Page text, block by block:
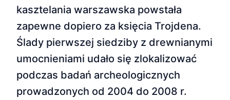
kasztelania warszawska powstała
zapewne dopiero za księcia Trojdena.
Ślady pierwszej siedziby z drewnianymi
umocnieniami udało się zlokalizować
podczas badań archeologicznych
prowadzonych od 2004 do 2008 r.